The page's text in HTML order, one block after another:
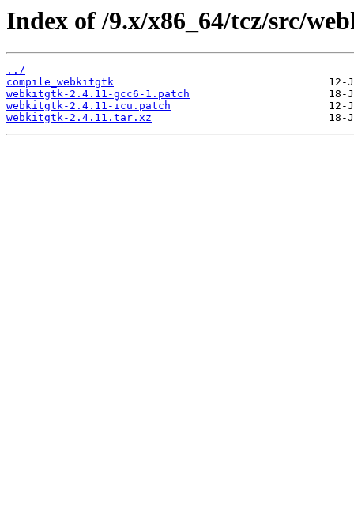
Index of /9.x/x86_64/tcz/src/
../
compile_webkitgtk
webkitgtk-2.4.11-gcc6-1.patch
webkitgtk-2.4.11-icu.patch
webkitgtk-2.4.11.tar.xz